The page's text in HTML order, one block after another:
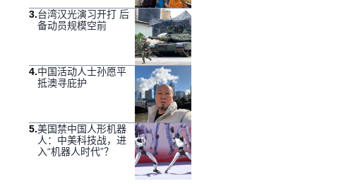
3.台湾汉光演习开打 后
备动员规模空前
4.中国活动人士孙愿平
抵澳寻庇护
5.美国禁中国人形机器
人：中美科技战，进
入“机器人时代”？